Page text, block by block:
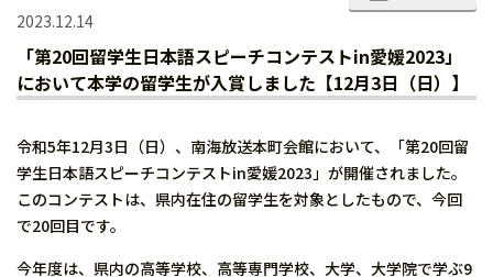
2023.12.14
「第20回留学生日本語スピーチコンテストin愛媛2023」
において本学の留学生が入賞しました【12月3日（日）】
令和5年12月3日（日）、南海放送本町会館において、「第20回留
学生日本語スピーチコンテストin愛媛2023」が開催されました。
このコンテストは、県内在住の留学生を対象としたもので、今回
で20回目です。
今年度は、県内の高等学校、高等専門学校、大学、大学院で学ぶ9